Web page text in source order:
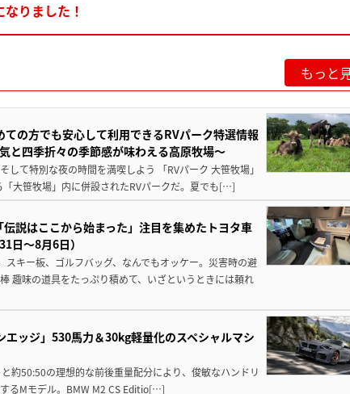
りました！
もっと
ての方でも安心して利用できるRVパーク特選情報
と四季折々の季節感が味わえる高原牧場～
て特別な夜の時間を満喫しよう 「RVパーク 大笹牧場」
大笹牧場」内に併設されたRVパークだ。夏でも[…]
説はここから始まった」注目を集めたトヨタ車
日〜8月6日）
キー板、ゴルフバッグ、なんでもオッケー。災害時の避
趣味の道具をたっぷり積めて、いざというときには頼れ
エッジ」530馬力＆30kg軽量化のスペシャルマシ
約50:50の理想的な前後重量配分により、俊敏なハンドリ
るMモデル。BMW M2 CS Editio[…]